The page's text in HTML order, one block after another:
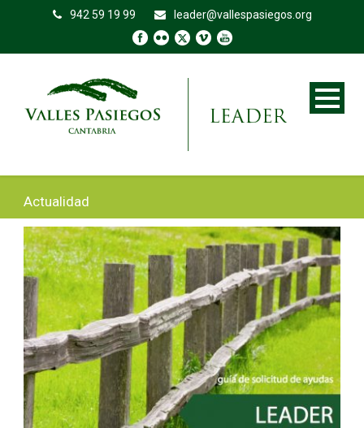
942 59 19 99 leader@vallespasiegos.org
Actualidad